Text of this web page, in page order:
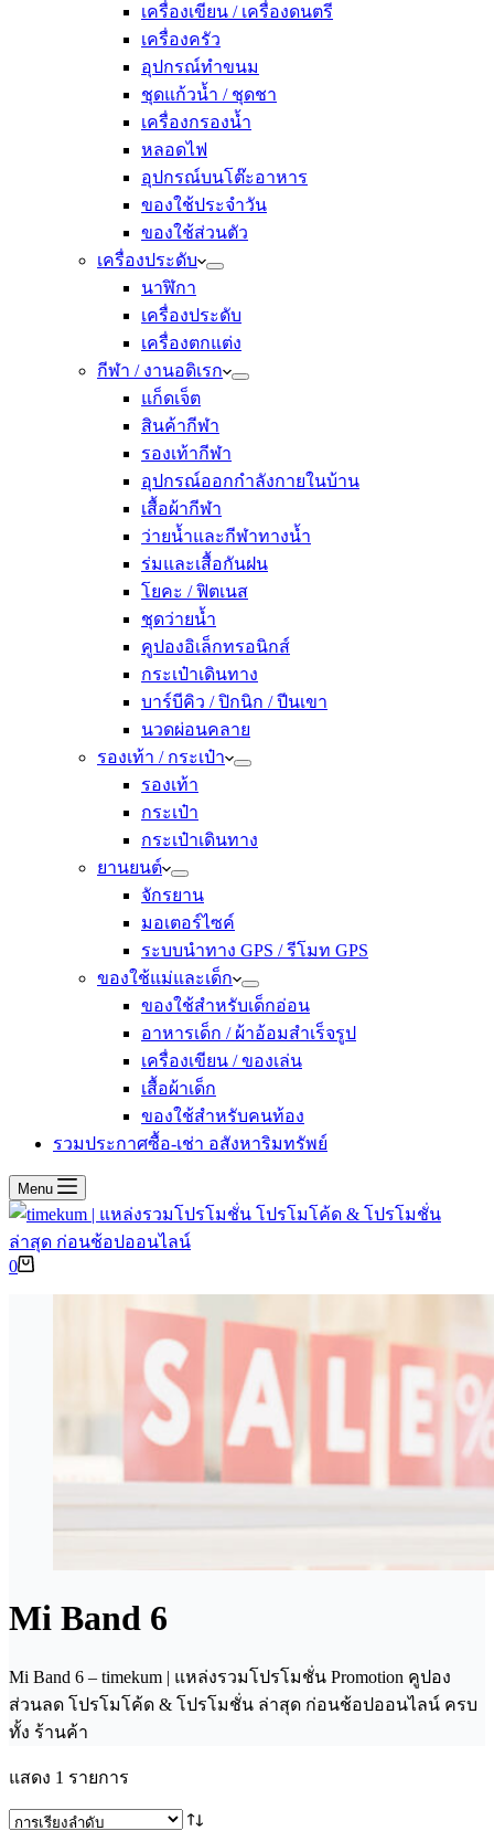
เครื่องเขียน / เครื่องดนตรี
เครื่องครัว
อุปกรณ์ทำขนม
ชุดแก้วน้ำ / ชุดชา
เครื่องกรองน้ำ
หลอดไฟ
อุปกรณ์บนโต๊ะอาหาร
ของใช้ประจำวัน
ของใช้ส่วนตัว
เครื่องประดับ
นาฬิกา
เครื่องประดับ
เครื่องตกแต่ง
กีฬา / งานอดิเรก
แก็ดเจ็ต
สินค้ากีฬา
รองเท้ากีฬา
อุปกรณ์ออกกำลังกายในบ้าน
เสื้อผ้ากีฬา
ว่ายน้ำและกีฬาทางน้ำ
ร่มและเสื้อกันฝน
โยคะ / ฟิตเนส
ชุดว่ายน้ำ
คูปองอิเล็กทรอนิกส์
กระเป๋าเดินทาง
บาร์บีคิว / ปิกนิก / ปีนเขา
นวดผ่อนคลาย
รองเท้า / กระเป๋า
รองเท้า
กระเป๋า
กระเป๋าเดินทาง
ยานยนต์
จักรยาน
มอเตอร์ไซค์
ระบบนำทาง GPS / รีโมท GPS
ของใช้แม่และเด็ก
ของใช้สำหรับเด็กอ่อน
อาหารเด็ก / ผ้าอ้อมสำเร็จรูป
เครื่องเขียน / ของเล่น
เสื้อผ้าเด็ก
ของใช้สำหรับคนท้อง
รวมประกาศซื้อ-เช่า อสังหาริมทรัพย์
Menu
Shopping
0
Mi Band 6
Mi Band 6 – timekum | แหล่งรวมโปรโมชั่น Promotion คูปอง
ส่วนลด โปรโมโค้ด & โปรโมชั่น ล่าสุด ก่อนช้อปออนไลน์ ครบ
ทั้ง ร้านค้า
แสดง 1 รายการ